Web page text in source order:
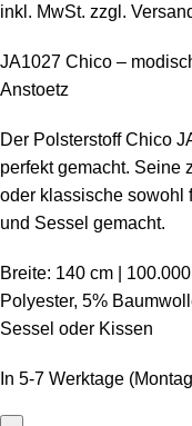
inkl. MwSt. zzgl.
JA1027 Chico –
Anstoetz
Der Polsterstoff Chico
perfekt gemacht. Seine
oder klassische sowohl
und Sessel gemacht.
Breite: 140 cm |
Polyester, 5%
Sessel oder Kissen
In 5-7 Werktage